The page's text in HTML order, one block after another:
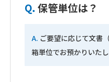
Q. 保管単位は？
A. ご要望に応じて文書
箱単位でお預かりいたし